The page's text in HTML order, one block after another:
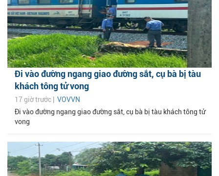
Đi vào đường ngang giao đường sắt, cụ bà bị tàu
khách tông tử vong
17 giờ trước | VOVVN
Đi vào đường ngang giao đường sắt, cụ bà bị tàu khách tông tử
vong